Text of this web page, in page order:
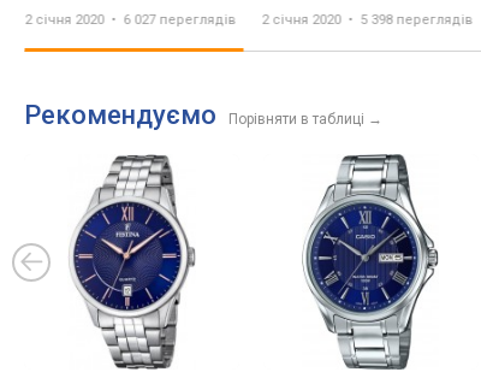
2 січня 2020 6 027 переглядів 2 січня 2020 5 398 переглядів
Рекомендуємо Порівняти в таблиці →